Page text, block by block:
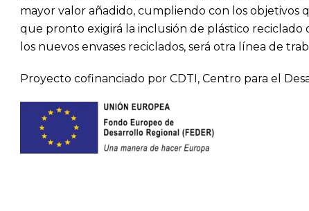
mayor valor añadido, cumpliendo con los objetivos
que pronto exigirá la inclusión de plástico reciclado
los nuevos envases reciclados, será otra línea de
Proyecto cofinanciado por CDTI, Centro para el